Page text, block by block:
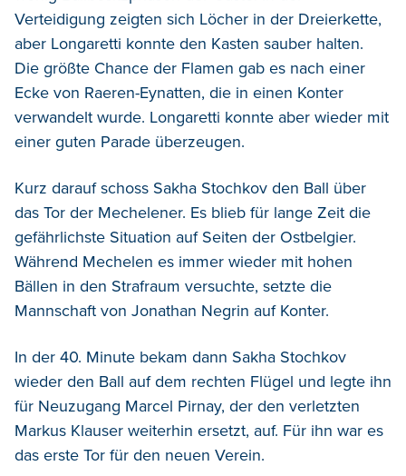
Verteidigung zeigten sich Löcher in der Dreierkette,
aber Longaretti konnte den Kasten sauber halten.
Die größte Chance der Flamen gab es nach einer
Ecke von Raeren-Eynatten, die in einen Konter
verwandelt wurde. Longaretti konnte aber wieder mit
einer guten Parade überzeugen.
Kurz darauf schoss Sakha Stochkov den Ball über
das Tor der Mechelener. Es blieb für lange Zeit die
gefährlichste Situation auf Seiten der Ostbelgier.
Während Mechelen es immer wieder mit hohen
Bällen in den Strafraum versuchte, setzte die
Mannschaft von Jonathan Negrin auf Konter.
In der 40. Minute bekam dann Sakha Stochkov
wieder den Ball auf dem rechten Flügel und legte ihn
für Neuzugang Marcel Pirnay, der den verletzten
Markus Klauser weiterhin ersetzt, auf. Für ihn war es
das erste Tor für den neuen Verein.